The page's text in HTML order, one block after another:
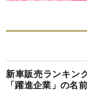
新車販売ランキン
「躍進企業」の名前